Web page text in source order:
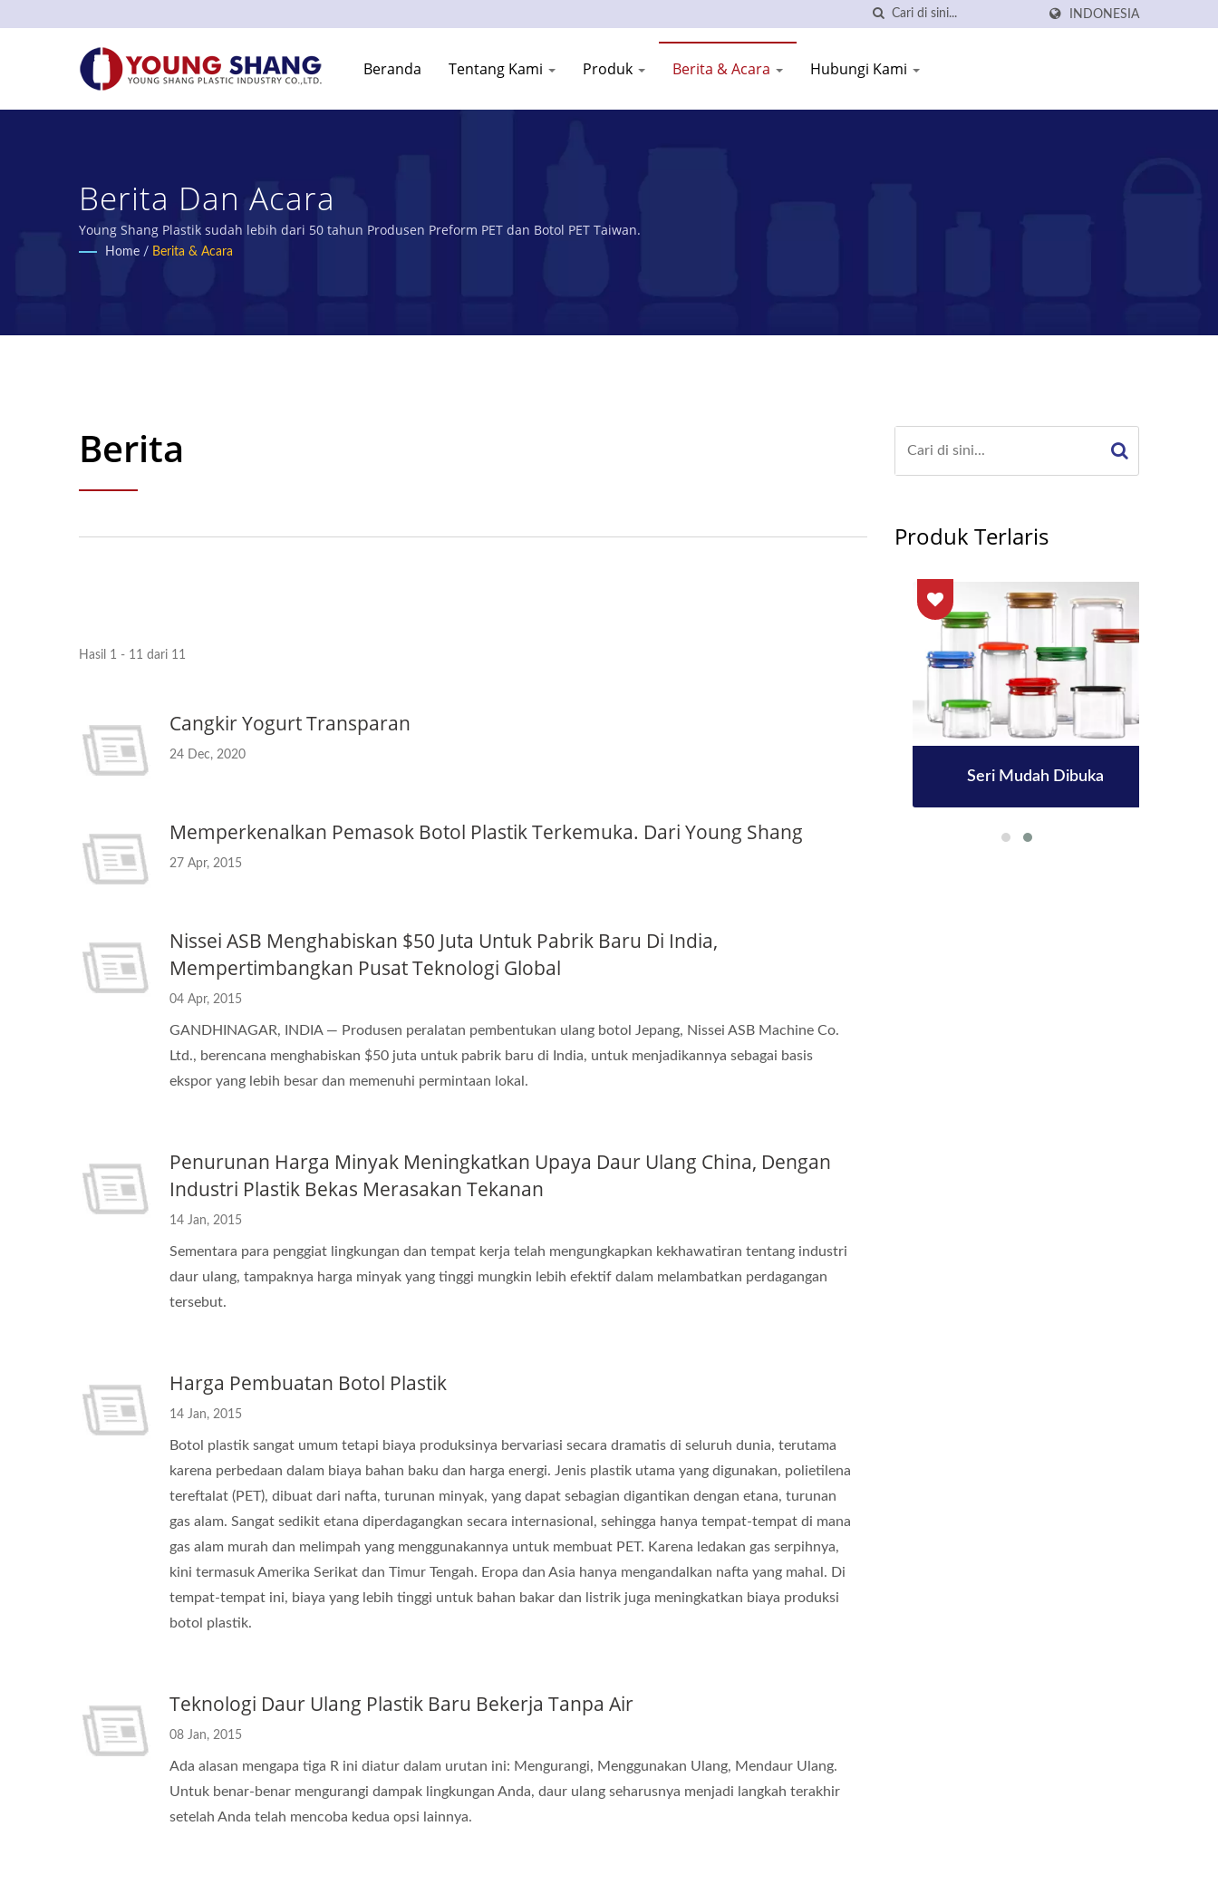
INDONESIA
Beranda Tentang Kami Produk Berita & Acara Hubungi Kami
Berita Dan Acara
Young Shang Plastik sudah lebih dari 50 tahun Produsen Preform PET dan Botol PET Taiwan.
Home / Berita & Acara
Berita
Hasil 1 - 11 dari 11
Cangkir Yogurt Transparan
24 Dec, 2020
Memperkenalkan Pemasok Botol Plastik Terkemuka. Dari Young Shang
27 Apr, 2015
Nissei ASB Menghabiskan $50 Juta Untuk Pabrik Baru Di India,
Mempertimbangkan Pusat Teknologi Global
04 Apr, 2015
GANDHINAGAR, INDIA — Produsen peralatan pembentukan ulang botol Jepang, Nissei ASB Machine Co.
Ltd., berencana menghabiskan $50 juta untuk pabrik baru di India, untuk menjadikannya sebagai basis
ekspor yang lebih besar dan memenuhi permintaan lokal.
Penurunan Harga Minyak Meningkatkan Upaya Daur Ulang China, Dengan
Industri Plastik Bekas Merasakan Tekanan
14 Jan, 2015
Sementara para penggiat lingkungan dan tempat kerja telah mengungkapkan kekhawatiran tentang industri
daur ulang, tampaknya harga minyak yang tinggi mungkin lebih efektif dalam melambatkan perdagangan
tersebut.
Harga Pembuatan Botol Plastik
14 Jan, 2015
Botol plastik sangat umum tetapi biaya produksinya bervariasi secara dramatis di seluruh dunia, terutama
karena perbedaan dalam biaya bahan baku dan harga energi. Jenis plastik utama yang digunakan, polietilena
tereftalat (PET), dibuat dari nafta, turunan minyak, yang dapat sebagian digantikan dengan etana, turunan
gas alam. Sangat sedikit etana diperdagangkan secara internasional, sehingga hanya tempat-tempat di mana
gas alam murah dan melimpah yang menggunakannya untuk membuat PET. Karena ledakan gas serpihnya,
kini termasuk Amerika Serikat dan Timur Tengah. Eropa dan Asia hanya mengandalkan nafta yang mahal. Di
tempat-tempat ini, biaya yang lebih tinggi untuk bahan bakar dan listrik juga meningkatkan biaya produksi
botol plastik.
Teknologi Daur Ulang Plastik Baru Bekerja Tanpa Air
08 Jan, 2015
Ada alasan mengapa tiga R ini diatur dalam urutan ini: Mengurangi, Menggunakan Ulang, Mendaur Ulang.
Untuk benar-benar mengurangi dampak lingkungan Anda, daur ulang seharusnya menjadi langkah terakhir
setelah Anda telah mencoba kedua opsi lainnya.
Produk Terlaris
Botol Minuman 38mm Seri Mudah Dibuka